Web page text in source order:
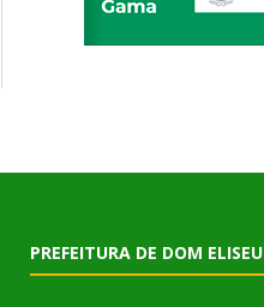
PREFEITURA DE DOM ELISEU